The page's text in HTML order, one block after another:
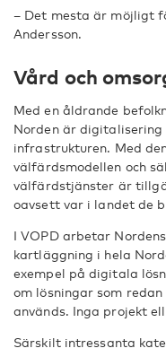
– Det mesta är möjligt
Andersson.
Vård och
Med en åldrande
Norden är digitalisering
infrastrukturen. Med
välfärdsmodellen och
välfärdstjänster är
oavsett var i landet de
I VOPD arbetar
kartläggning i hela
exempel på digitala
om lösningar som
används. Inga projekt
Särskilt intressanta